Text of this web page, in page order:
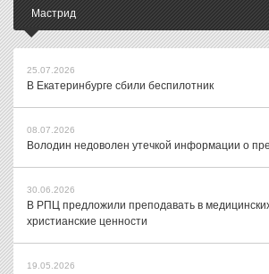
Мастрид
25.07.2026
В Екатеринбурге сбили беспилотник
08.07.2026
Володин недоволен утечкой информации о
30.06.2026
В РПЦ предложили преподавать в
христианские ценности
19.05.2026